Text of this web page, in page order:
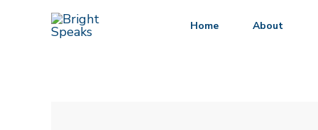
Home About